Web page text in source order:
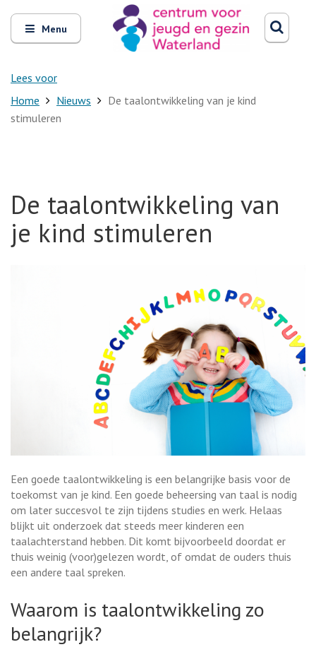
Open
en
sluit
Menu
Lees voor
Zoeken
Home Nieuws
De taalontwikkeling van je kind
stimuleren
De taalontwikkeling van
je kind stimuleren
Een goede taalontwikkeling is een belangrijke basis voor de
toekomst van je kind. Een goede beheersing van taal is nodig
om later succesvol te zijn tijdens studies en werk. Helaas
blijkt uit onderzoek dat steeds meer kinderen een
taalachterstand hebben. Dit komt bijvoorbeeld doordat er
thuis weinig (voor)gelezen wordt, of omdat de ouders thuis
een andere taal spreken.
Waarom is taalontwikkeling zo
belangrijk?